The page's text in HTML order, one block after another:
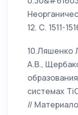
12. С. 1511-
10.Ляшенко
А.В.,
системах
//